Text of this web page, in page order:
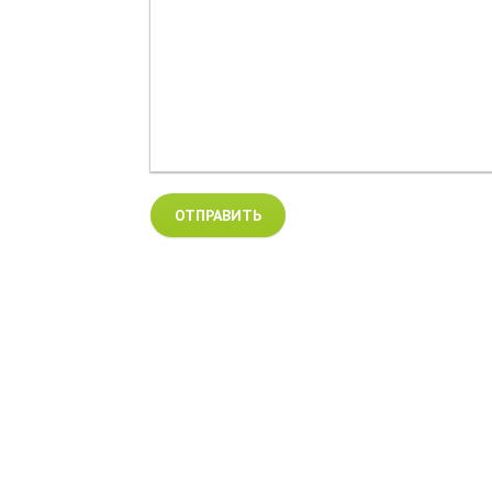
ОТПРАВИТЬ